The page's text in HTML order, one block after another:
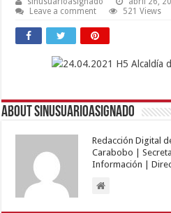
Leave a comment
521 Views
About sinusuarioasignado
Redacción Digital
Carabobo |
Información |